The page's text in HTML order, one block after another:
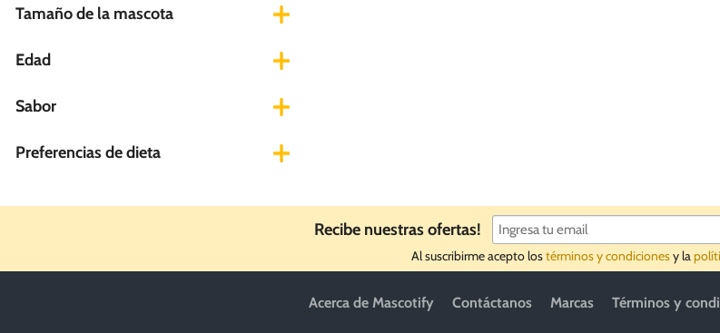
Tamaño de la mascota
Edad
Sabor
Preferencias de dieta
Recibe nuestras ofertas!
Al suscribirme acepto lostérminos y condicionesy la
Acerca de Mascotify Contáctanos Marcas Términos y